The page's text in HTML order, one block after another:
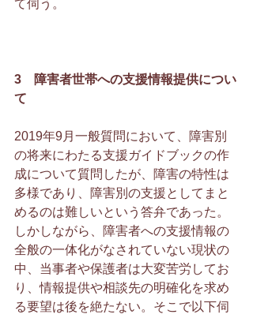
て伺う。
3　障害者世帯への支援情報提供につい
て
2019年9月一般質問において、障害別
の将来にわたる支援ガイドブックの作
成について質問したが、障害の特性は
多様であり、障害別の支援としてまと
めるのは難しいという答弁であった。
しかしながら、障害者への支援情報の
全般の一体化がなされていない現状の
中、当事者や保護者は大変苦労してお
り、情報提供や相談先の明確化を求め
る要望は後を絶たない。そこで以下伺